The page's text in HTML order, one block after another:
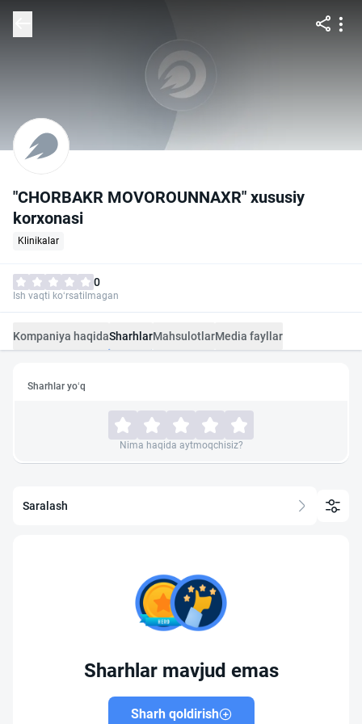
"CHORBAKR MOVOROUNNAXR" xususiy
korxonasi
Klinikalar
0
Ish vaqti ko‘rsatilmagan
Kompaniya haqidaSharhlarMahsulotlarMedia fayllar
Sharhlar yo‘q
Nima haqida aytmoqchisiz?
Saralash
Sharhlar mavjud emas
Sharh qoldirish